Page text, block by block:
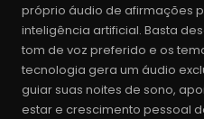
próprio áudio de afirmações
inteligência artificial. Basta
tom de voz preferido e os
tecnologia gera um áudio
guiar suas noites de sono,
estar e crescimento pessoal